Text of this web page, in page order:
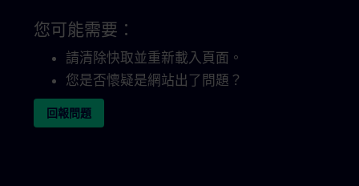
您可能需要：
請清除快取並重新載入頁面。
您是否懷疑是網站出了問題？
回報問題